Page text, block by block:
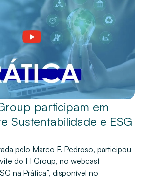
participam em
Sustentabilidade e ESG
pelo Marco F. Pedroso, participou
do FI Group, no webcast
na Prática”, disponível no